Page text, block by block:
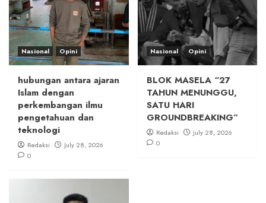
Nasional Opini
hubungan antara ajaran
Islam dengan
perkembangan ilmu
pengetahuan dan
teknologi
Redaksi
July 28, 2026
0
Nasional Opini
BLOK MASELA “27
TAHUN MENUNGGU,
SATU HARI
GROUNDBREAKING”
Redaksi
July 28, 2026
0